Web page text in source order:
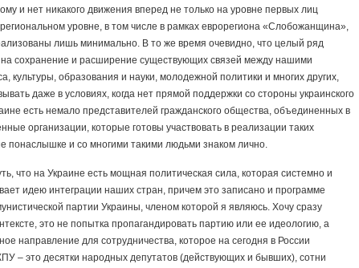
и нет никакого движения вперед не только на уровне первых лиц
уровне, в том числе в рамках еврорегиона «Слобожанщина»,
лишь минимально. В то же время очевидно, что целый ряд
сохранение и расширение существующих связей между нашими
культуры, образования и науки, молодежной политики и многих других,
даже в условиях, когда нет прямой поддержки со стороны украинского
есть немало представителей гражданского общества, объединенных в
организации, которые готовы участвовать в реализации таких
понаслышке и со многими такими людьми знаком лично.
что на Украине есть мощная политическая сила, которая системно и
идею интеграции наших стран, причем это записано и программе
партии Украины, членом которой я являюсь. Хочу сразу
это не попытка пропагандировать партию или ее идеологию, а
направление для сотрудничества, которое на сегодня в России
– это десятки народных депутатов (действующих и бывших), сотни